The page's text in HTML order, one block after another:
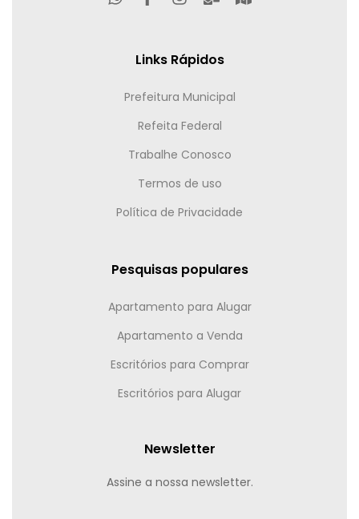
Links Rápidos
Prefeitura Municipal
Refeita Federal
Trabalhe Conosco
Termos de uso
Política de Privacidade
Pesquisas populares
Apartamento para Alugar
Apartamento a Venda
Escritórios para Comprar
Escritórios para Alugar
Newsletter
Assine a nossa newsletter.